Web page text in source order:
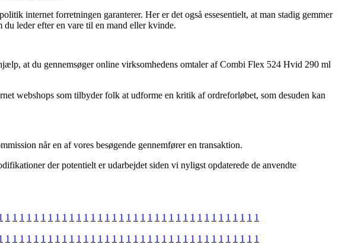
internet forretningen garanterer. Her er det også essesentielt, at man stadig gemmer
leder efter en vare til en mand eller kvinde.
at du gennemsøger online virksomhedens omtaler af Combi Flex 524 Hvid 290 ml
webshops som tilbyder folk at udforme en kritik af ordreforløbet, som desuden kan
når en af vores besøgende gennemfører en transaktion.
der potentielt er udarbejdet siden vi nyligst opdaterede de anvendte
1 1 1 1 1 1 1 1 1 1 1 1 1 1 1 1 1 1 1 1 1 1 1 1 1 1 1 1 1 1 1 1 1 1 1 1
1 1 1 1 1 1 1 1 1 1 1 1 1 1 1 1 1 1 1 1 1 1 1 1 1 1 1 1 1 1 1 1 1 1 1 1